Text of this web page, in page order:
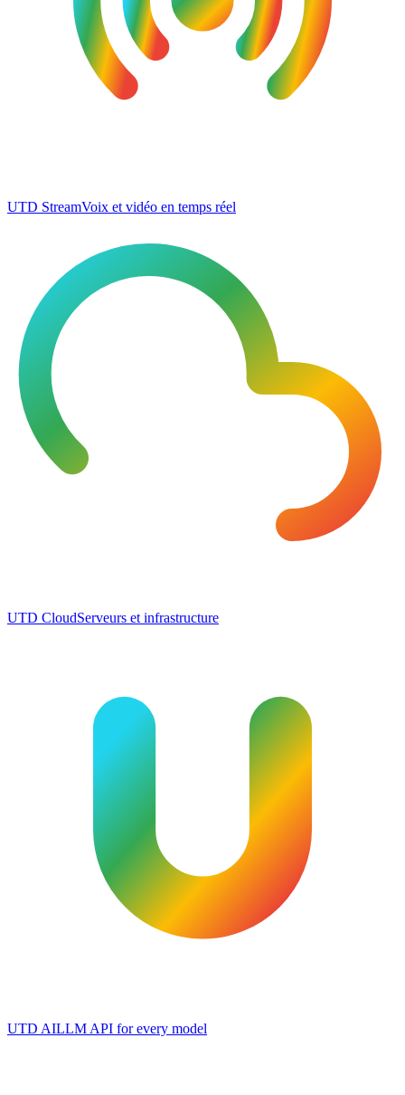
UTD StreamVoix et vidéo en temps réel
UTD CloudServeurs et infrastructure
UTD AILLM API for every model